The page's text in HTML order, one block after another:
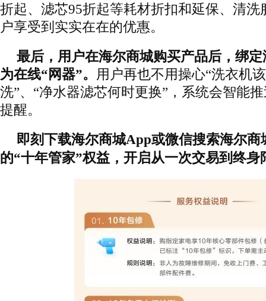
折起、滤芯95折起等耗材折扣和延保、清洗
户享受到实实在在的优惠。
最后，用户在海尔商城购买产品后，绑
为在线“网器”。 用户再也不用操心“洗衣机
洗”、“净水器滤芯何时更换”，系统会智能
提醒。
即刻下载海尔商城App或微信搜索海尔商
的“十年管家”权益，开启从一次交易到终身